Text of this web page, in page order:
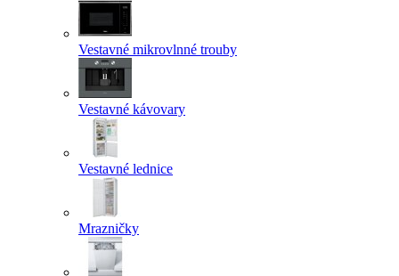
Vestavné mikrovlnné trouby
Vestavné kávovary
Vestavné lednice
Mrazničky